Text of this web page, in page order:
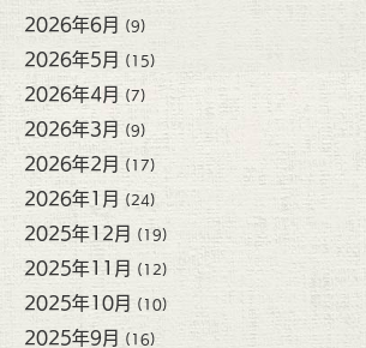
2026年6月 (9)
2026年5月 (15)
2026年4月 (7)
2026年3月 (9)
2026年2月 (17)
2026年1月 (24)
2025年12月 (19)
2025年11月 (12)
2025年10月 (10)
2025年9月 (16)